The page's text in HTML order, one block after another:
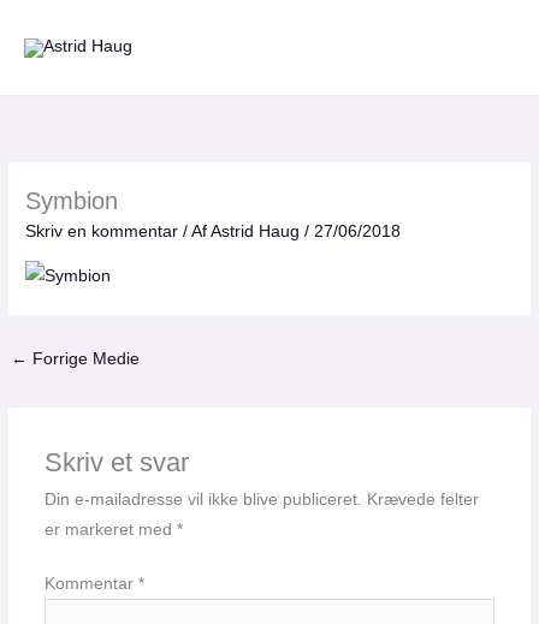
Symbion
Skriv en kommentar / AfAstrid Haug/27/06/2018
← Forrige Medie
Skriv et svar
Din e-mailadresse vil ikke blive publiceret. Krævede felter
er markeret med *
Kommentar *